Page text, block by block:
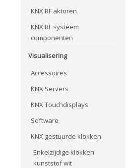
KNX RF aktoren
KNX RF systeem
componenten
Visualisering
Accessoires
KNX Servers
KNX Touchdisplays
Software
KNX gestuurde klokken
Enkelzijdige klokken
kunststof wit